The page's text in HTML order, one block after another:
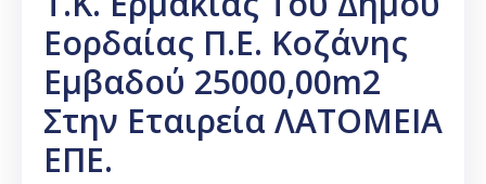
Εορδαίας Π.Ε. Κοζάνης
Εμβαδού 25000,00m2
Στην Εταιρεία ΛΑΤΟΜΕΙΑ
ΕΠΕ.